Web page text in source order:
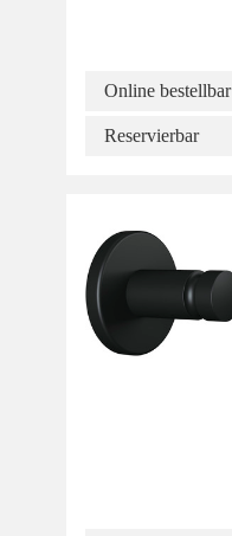
Online bestellbar
Reservierbar